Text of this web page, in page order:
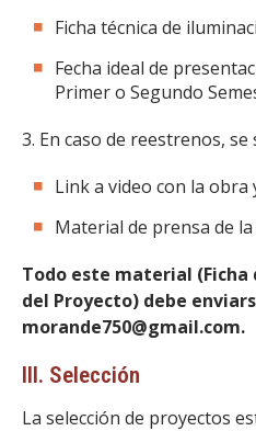
Ficha técnica de
Fecha ideal de
Primer o Segundo
3. En caso de reestrenos,
Link a video con la
Material de prensa de
Todo este material (Ficha
del Proyecto) debe
morande750@gmail.com.
III. Selección
La selección de proyectos